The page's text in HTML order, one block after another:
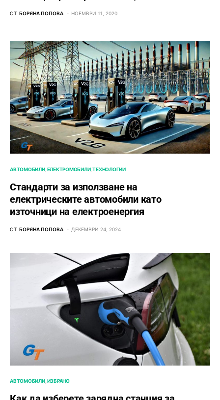
ОТ БОРЯНА ПОПОВА НОЕМВРИ 11, 2020
АВТОМОБИЛИ ЕЛЕКТРОМОБИЛИ ТЕХНОЛОГИИ
Стандарти за използване на
електрическите автомобили като
източници на електроенергия
ОТ БОРЯНА ПОПОВА ДЕКЕМВРИ 24, 2024
АВТОМОБИЛИ ИЗБРАНО